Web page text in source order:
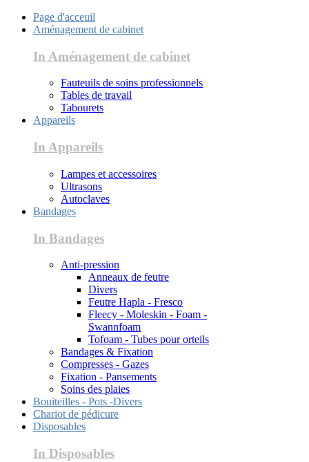
Page d'acceuil
Aménagement de cabinet
In Aménagement de cabinet
Fauteuils de soins professionnels
Tables de travail
Tabourets
Appareils
In Appareils
Lampes et accessoires
Ultrasons
Autoclaves
Bandages
In Bandages
Anti-pression
Anneaux de feutre
Divers
Feutre Hapla - Fresco
Fleecy - Moleskin - Foam -
Swannfoam
Tofoam - Tubes pour orteils
Bandages & Fixation
Compresses - Gazes
Fixation - Pansements
Soins des plaies
Bouiteilles - Pots -Divers
Chariot de pédicure
Disposables
In Disposables